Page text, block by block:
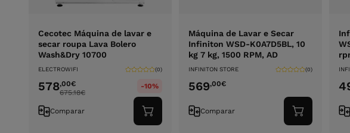
Cecotec Máquina de lavar e
secar roupa Lava Bolero
Wash&Dry 10700
ELECTROWIFI (0)
578,00€
675.18€
-10%
Comparar
Adicionar
ao
Máquina de Lavar e Secar
Infiniton WSD-K0A7D5BL, 10
kg 7 kg, 1500 RPM, AD
INFINITON STORE (0)
569,00€
Comparar
Adicionar
ao